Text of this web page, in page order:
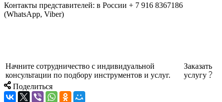
Контакты представителей: в России + 7 916 8367186
(WhatsApp, Viber)
Начните сотрудничество с индивидуальной
консультации по подбору инструментов и услуг.
Заказать
услугу
Поделиться